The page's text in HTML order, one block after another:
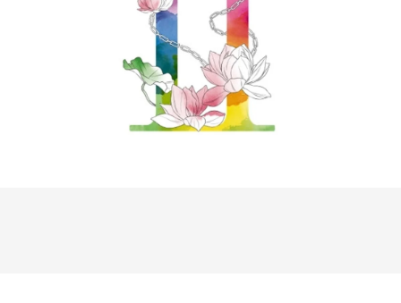
Log in or Sign up
SPUR読者のためのメンバーシッププログラム
「The SPUR Club」。便利な機能と特典を無料で楽し